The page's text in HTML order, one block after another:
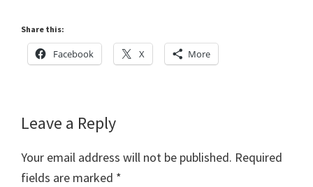
Share this:
Facebook X More
Reader
Interactions
Leave a Reply
Your email address will not be published. Required
fields are marked *